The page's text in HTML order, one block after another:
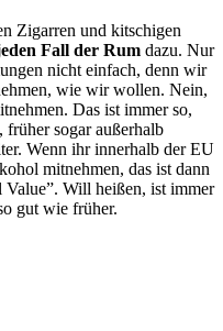
Zigarren und kitschigen
Fall der Rum dazu. Nur
nicht einfach, denn wir
wie wir wollen. Nein,
Das ist immer so,
sogar außerhalb
Wenn ihr innerhalb der EU
mitnehmen, das ist dann
Value”. Will heißen, ist immer
gut wie früher.